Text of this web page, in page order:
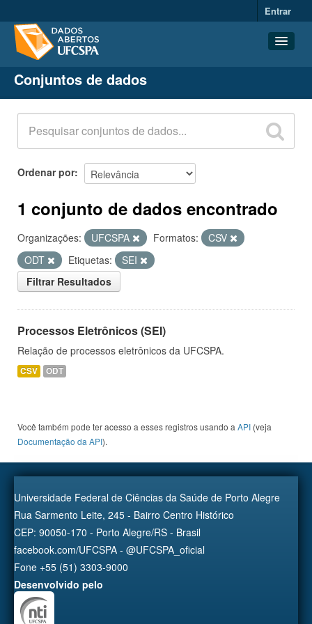
Entrar
Conjuntos de dados
Organizações
Grupos
Sobre
Conjuntos de dados
Ordenar por
1 conjunto de dados encontrado
Organizações: UFCSPA Formatos:
CSV
ODT
Etiquetas:
SEI
Filtrar Resultados
Processos Eletrônicos (SEI)
Relação de processos eletrônicos da UFCSPA.
CSV ODT
Você também pode ter acesso a esses registros usando a API (veja
Documentação da API).
Universidade Federal de Ciências da Saúde de Porto Alegre
Rua Sarmento Leite, 245 - Bairro Centro Histórico
CEP: 90050-170 - Porto Alegre/RS - Brasil
facebook.com/UFCSPA - @UFCSPA_oficial
Fone +55 (51) 3303-9000
Desenvolvido pelo